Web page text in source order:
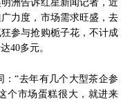
洲告诉红星新闻记者，近
力度，市场需求旺盛，去
参与抢购栀子花，不计成
40多元。
“去年有几个大型茶企参
个市场蛋糕很大，就进来